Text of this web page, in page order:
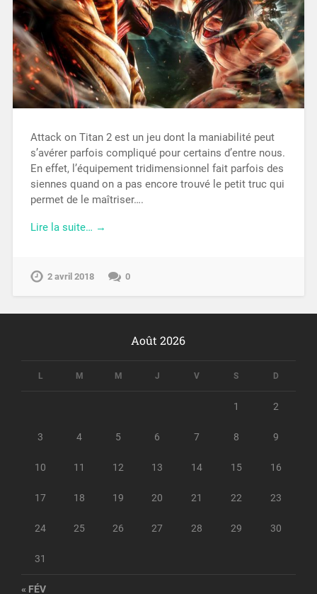
Attack on Titan 2 est un jeu dont la maniabilité peut
s’avérer parfois compliqué pour certains d’entre nous.
En effet, l’équipement tridimensionnel fait parfois des
siennes quand on a pas encore trouvé le petit truc qui
permet de le maîtriser….
Lire la suite… →
2 avril 2018 0
Août 2026
L M M J V S D
1 2
3 4 5 6 7 8 9
10 11 12 13 14 15 16
17 18 19 20 21 22 23
24 25 26 27 28 29 30
31
« FÉV